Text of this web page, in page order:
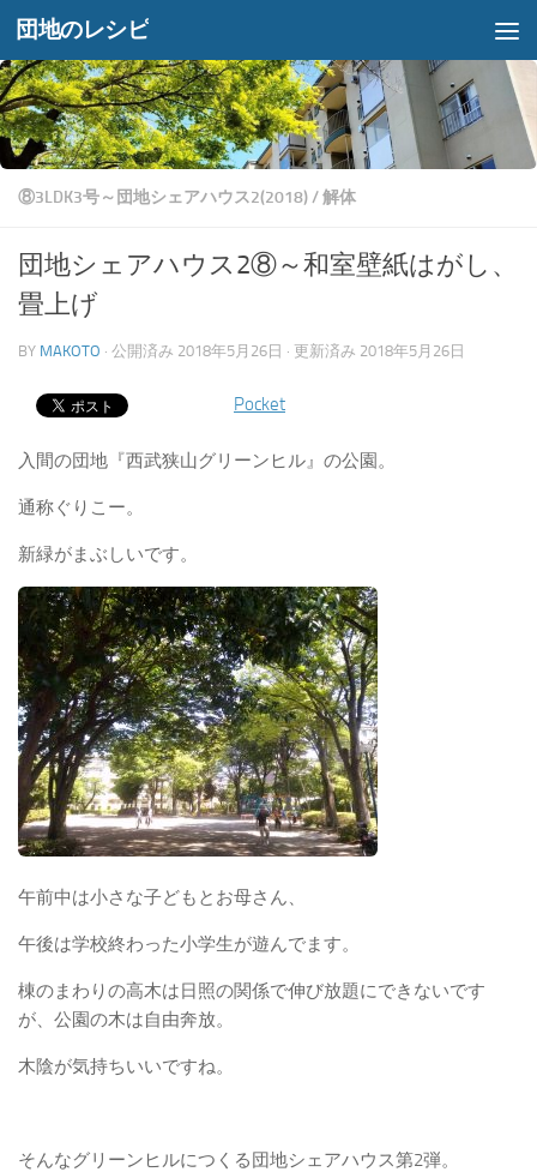
コンテンツへスキップ
団地のレシピ
⑧3LDK3号～団地シェアハウス2(2018)/解体
団地シェアハウス2⑧～和室壁紙はがし、
畳上げ
BY MAKOTO · 公開済み 2018年5月26日 · 更新済み 2018年5月26日
Pocket
入間の団地『西武狭山グリーンヒル』の公園。
通称ぐりこー。
新緑がまぶしいです。
午前中は小さな子どもとお母さん、
午後は学校終わった小学生が遊んでます。
棟のまわりの高木は日照の関係で伸び放題にできないです
が、公園の木は自由奔放。
木陰が気持ちいいですね。
そんなグリーンヒルにつくる団地シェアハウス第2弾。